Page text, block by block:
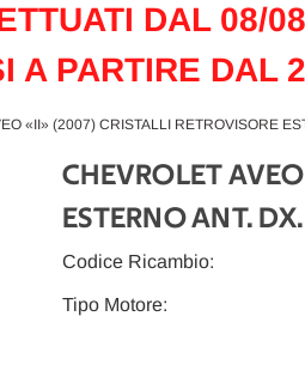
DAL 08/
A PARTIRE DAL
«II» (2007) CRISTALLI RETROVISORE
CHEVROLET
ESTERNO ANT.
Codice Ricambio:
Tipo Motore: